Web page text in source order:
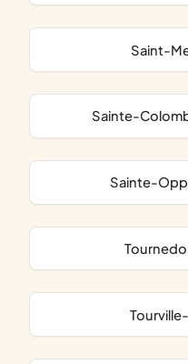
Saint-
Sainte-
Sainte-